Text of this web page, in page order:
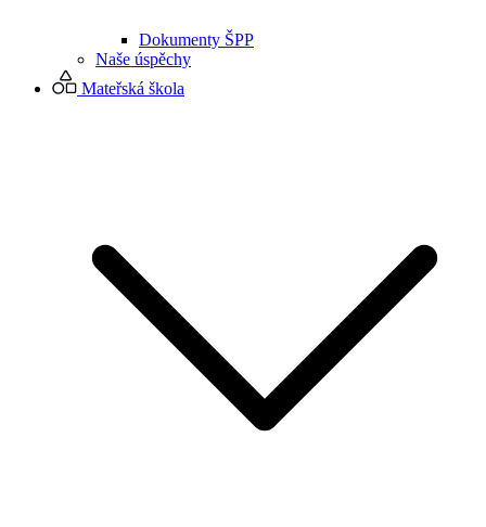
Dokumenty ŠPP
Naše úspěchy
Mateřská škola